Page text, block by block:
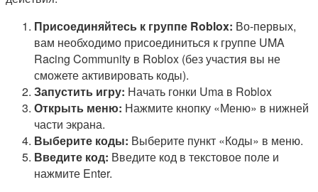
Присоединяйтесь к группе Roblox: Во-первых,
вам необходимо присоединиться к группе UMA
Racing Community в Roblox (без участия вы не
сможете активировать коды).
Запустить игру: Начать гонки Uma в Roblox
Открыть меню: Нажмите кнопку «Меню» в нижней
части экрана.
Выберите коды: Выберите пункт «Коды» в меню.
Введите код: Введите код в текстовое поле и
нажмите Enter.